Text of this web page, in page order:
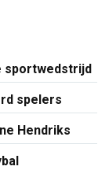
sportwedstrijd
spelers
Hendriks